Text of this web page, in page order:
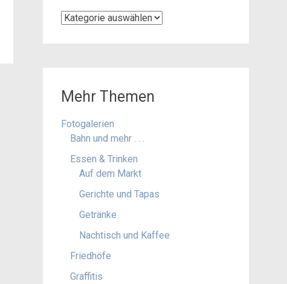
Kategorien
Mehr Themen
Fotogalerien
Bahn und mehr . . .
Essen & Trinken
Auf dem Markt
Gerichte und Tapas
Getränke
Nachtisch und Kaffee
Friedhöfe
Graffitis